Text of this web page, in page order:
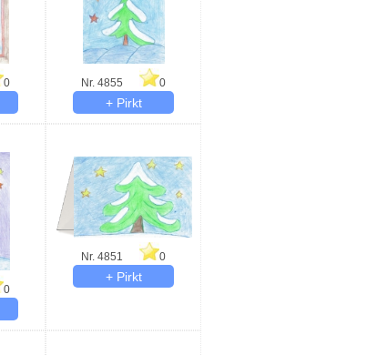
0 Nr. 4855 0
0
Nr. 4851 0